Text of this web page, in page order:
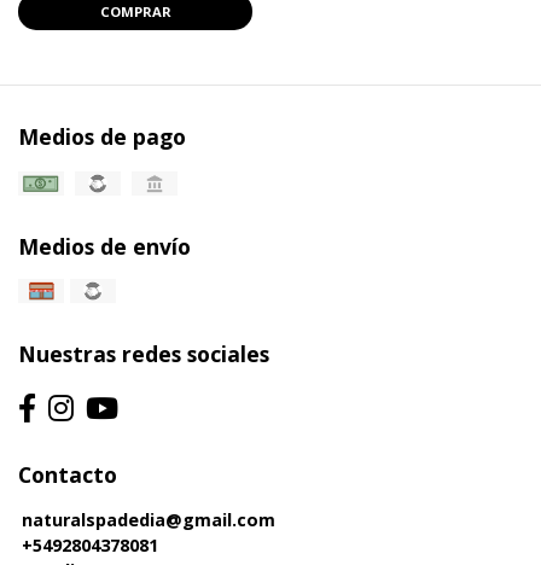
COMPRAR
Medios de pago
Medios de envío
Nuestras redes sociales
Contacto
naturalspadedia@gmail.com
+5492804378081